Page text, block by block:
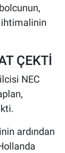
ÇEKTİ
NEC
ardından